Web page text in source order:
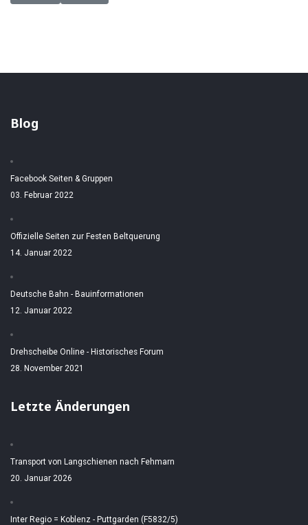
Blog
Facebook Seiten & Gruppen
03. Februar 2022
Offizielle Seiten zur Festen Beltquerung
14. Januar 2022
Deutsche Bahn - Bauinformationen
12. Januar 2022
Drehscheibe Online - Historisches Forum
28. November 2021
Letzte Änderungen
Transport von Langschienen nach Fehmarn
20. Januar 2026
Inter Regio = Koblenz - Puttgarden (F5832/5)